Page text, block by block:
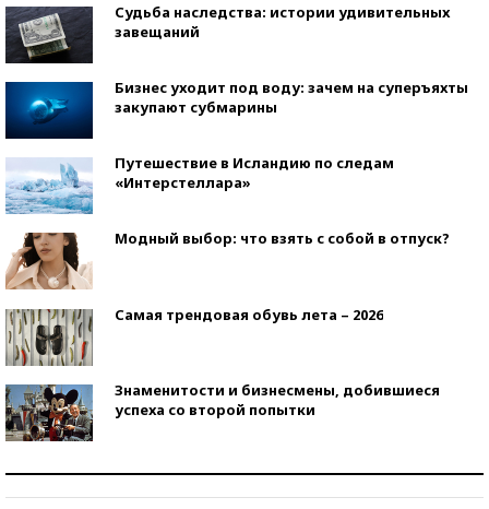
Судьба наследства: истории удивительных
завещаний
Бизнес уходит под воду: зачем на суперъяхты
закупают субмарины
Путешествие в Исландию по следам
«Интерстеллара»
Модный выбор: что взять с собой в отпуск?
Самая трендовая обувь лета – 2026
Знаменитости и бизнесмены, добившиеся
успеха со второй попытки